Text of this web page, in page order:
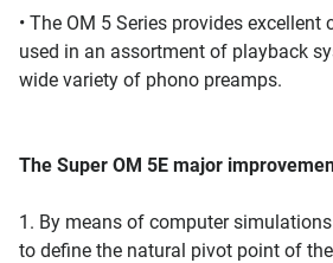
• The OM 5 Series provides
used in an assortment of playback
wide variety of phono preamps.
The Super OM 5E major
1. By means of computer
to define the natural pivot point of